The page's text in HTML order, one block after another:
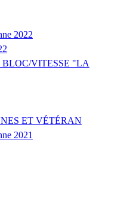
2022
VITESSE "LA
ET VÉTÉRAN
2021